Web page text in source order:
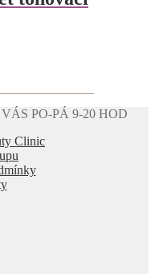
PO-PÁ 9-20 HOD
Clinic